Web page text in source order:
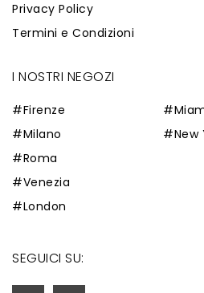
Privacy Policy
Termini e Condizioni
I NOSTRI NEGOZI
#Firenze
#Milano
#Roma
#Venezia
#London
#New
SEGUICI SU: